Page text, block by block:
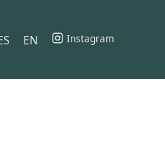
EN Instagram